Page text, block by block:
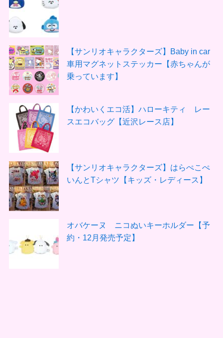
【サンリオキャラクターズ】Baby in car
車用マグネットステッカー【赤ちゃんが
乗っています】
【かわいくエコ活】ハローキティ レー
スエコバッグ【近沢レース店】
【サンリオキャラクターズ】はらぺこぺ
いんとTシャツ【キッズ・レディース】
オバケーヌ ニコぬいキーホルダー【予
約・12月発売予定】